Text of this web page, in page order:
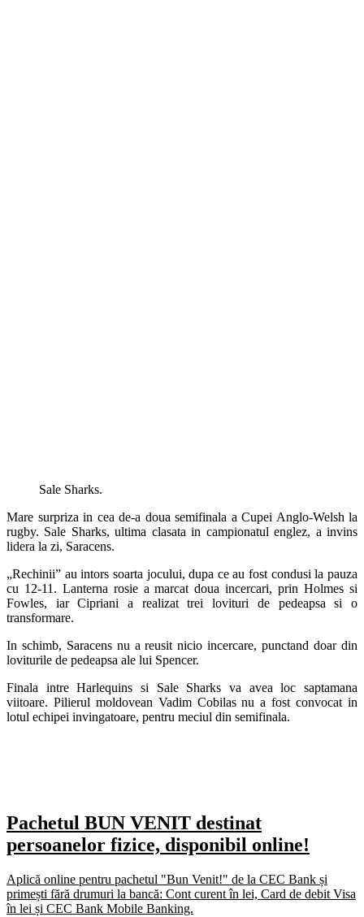
Sale Sharks.
Mare surpriza in cea de-a doua semifinala a Cupei Anglo-Welsh la
rugby. Sale Sharks, ultima clasata in campionatul englez, a invins
lidera la zi, Saracens.
„Rechinii” au intors soarta jocului, dupa ce au fost condusi la pauza
cu 12-11. Lanterna rosie a marcat doua incercari, prin Holmes si
Fowles, iar Cipriani a realizat trei lovituri de pedeapsa si o
transformare.
In schimb, Saracens nu a reusit nicio incercare, punctand doar din
loviturile de pedeapsa ale lui Spencer.
Finala intre Harlequins si Sale Sharks va avea loc saptamana
viitoare. Pilierul moldovean Vadim Cobilas nu a fost convocat in
lotul echipei invingatoare, pentru meciul din semifinala.
Pachetul BUN VENIT destinat
persoanelor fizice, disponibil online!
Aplică online pentru pachetul "Bun Venit!" de la CEC Bank și
primești fără drumuri la bancă: Cont curent în lei, Card de debit Visa
în lei și CEC Bank Mobile Banking.​